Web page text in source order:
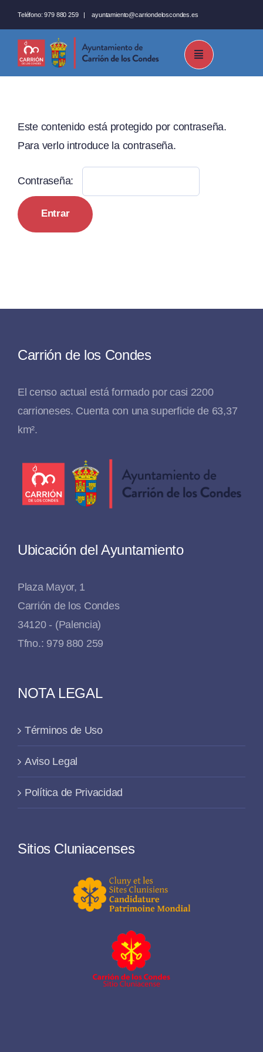
al
contenido
Teléfono: 979 880 259 |ayuntamiento@carriondeloscondes.es
Este contenido está protegido por contraseña.
Para verlo introduce la contraseña.
Contraseña:
Carrión de los Condes
El censo actual está formado por casi 2200
carrioneses. Cuenta con una superficie de 63,37
km².
Ubicación del Ayuntamiento
Plaza Mayor, 1
Carrión de los Condes
34120 - (Palencia)
Tfno.: 979 880 259
NOTA LEGAL
Términos de Uso
Aviso Legal
Política de Privacidad
Sitios Cluniacenses